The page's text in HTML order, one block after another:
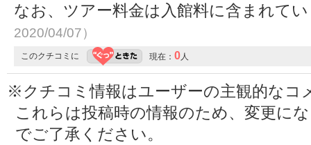
なお、ツアー料金は入館料に含まれて
2020/04/07）
このクチコミに 現在： 0 人
※クチコミ情報はユーザーの主観的なコ
これらは投稿時の情報のため、変更に
でご了承ください。